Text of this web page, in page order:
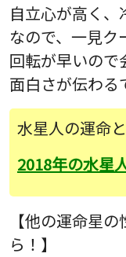
自立心が高く
なので、一見ク
回転が早いので
面白さが伝わる
水星人の運命
2018年の水星
【他の運命星
ら！】